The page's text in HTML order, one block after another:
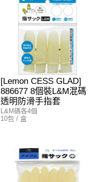
[Lemon CESS GLAD]
886677 8個裝L&M混碼
透明防滑手指套
L&M碼各4個
10包 / 盒